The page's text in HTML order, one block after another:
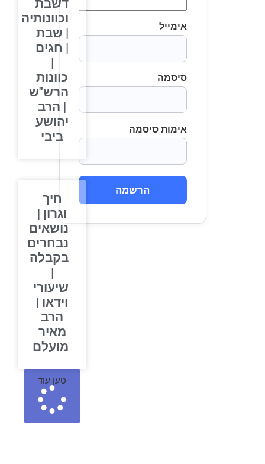
אימייל
סיסמה
אימות סיסמה
הרשמה
דשבת
וכוונותיה
| שבת
| חגים
כוונות
הרש"ש
| הרב
יהושע
ביבי
חיך
וגרון |
נושאים
נבחרים
בקבלה
שיעורי
וידאו |
הרב
מאיר
מועלם
טען עוד